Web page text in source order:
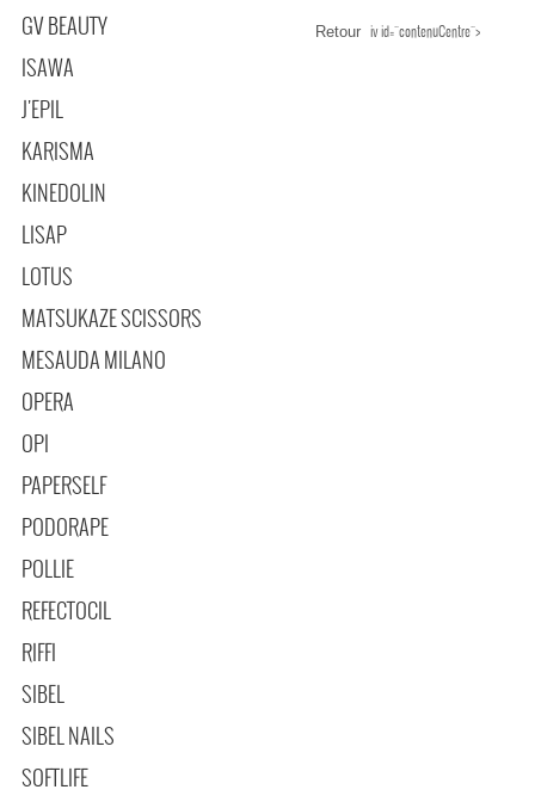
GV BEAUTY
ISAWA
J'EPIL
KARISMA
KINEDOLIN
LISAP
LOTUS
MATSUKAZE SCISSORS
MESAUDA MILANO
OPERA
OPI
PAPERSELF
PODORAPE
POLLIE
REFECTOCIL
RIFFI
SIBEL
SIBEL NAILS
SOFTLIFE
iv id="contenuCentre">